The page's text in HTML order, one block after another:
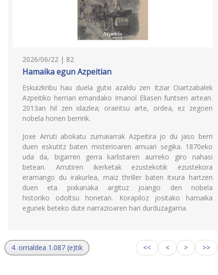
2026/06/22 | 82
Hamaika egun Azpeitian
Eskuizkribu hau duela gutxi azaldu zen Itziar Oiartzabalek
Azpeitiko herriari emandako Imanol Eliasen funtsen artean.
2013an hil zen idazlea; oraintsu arte, ordea, ez zegoen
nobela honen berririk.
Joxe Arruti abokatu zumaiarrak Azpeitira jo du jaso berri
duen eskutitz baten misterioaren amuari segika. 1870eko
uda da, bigarren gerra karlistaren aurreko giro nahasi
betean. Arrutiren ikerketak ezustekotik ezustekora
eramango du irakurlea, maiz thriller baten itxura hartzen
duen eta pixkanaka argituz joango den nobela
historiko odoltsu honetan. Korapiloz jositako hamaika
egunek beteko dute narrazioaren hari durduzagarria.
4. orrialdea 1.087 (e)tik << < > >>